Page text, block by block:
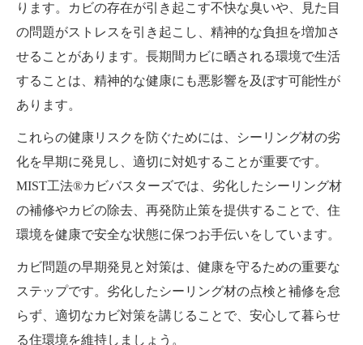
ります。カビの存在が引き起こす不快な臭いや、見た目
の問題がストレスを引き起こし、精神的な負担を増加さ
せることがあります。長期間カビに晒される環境で生活
することは、精神的な健康にも悪影響を及ぼす可能性が
あります。
これらの健康リスクを防ぐためには、シーリング材の劣
化を早期に発見し、適切に対処することが重要です。
MIST工法®カビバスターズでは、劣化したシーリング材
の補修やカビの除去、再発防止策を提供することで、住
環境を健康で安全な状態に保つお手伝いをしています。
カビ問題の早期発見と対策は、健康を守るための重要な
ステップです。劣化したシーリング材の点検と補修を怠
らず、適切なカビ対策を講じることで、安心して暮らせ
る住環境を維持しましょう。